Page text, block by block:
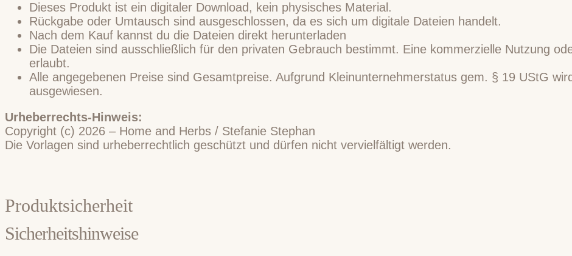
Dieses Produkt ist ein digitaler Download, kein physisches Material.
Rückgabe oder Umtausch sind ausgeschlossen, da es sich um digitale Dateien handelt.
Nach dem Kauf kannst du die Dateien direkt herunterladen
Die Dateien sind ausschließlich für den privaten Gebrauch bestimmt. Eine kommerzielle Nutzung
erlaubt.
Alle angegebenen Preise sind Gesamtpreise. Aufgrund Kleinunternehmerstatus gem. § 19 UStG
ausgewiesen.
Urheberrechts-Hinweis:
Copyright (c) 2026 – Home and Herbs / Stefanie Stephan
Die Vorlagen sind urheberrechtlich geschützt und dürfen nicht vervielfältigt werden.
Produktsicherheit
Sicherheitshinweise